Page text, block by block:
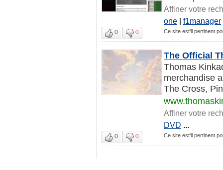
Affiner votre
one | f1manager
0 0 Ce site est'il pertinent
The Official
Thomas
merchandise
The Cross,
Affiner votre
DVD ...
0 0 Ce site est'il pertinent